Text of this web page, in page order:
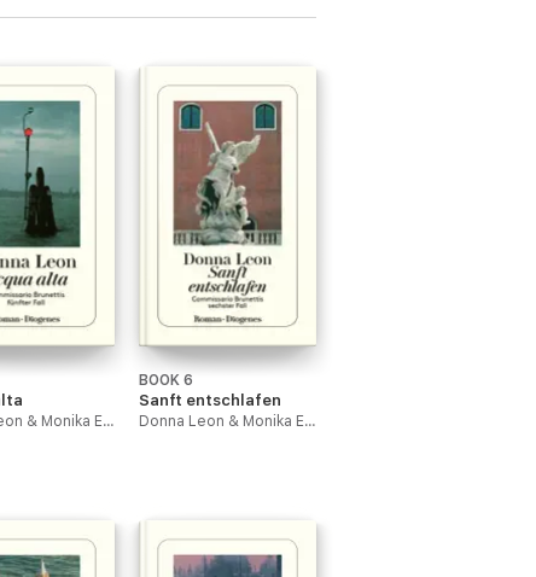
Donna Leon & Monika Elwenspoek
BOOK 6
Sanft entschlafen
Donna Leon & Monika Elwenspoek